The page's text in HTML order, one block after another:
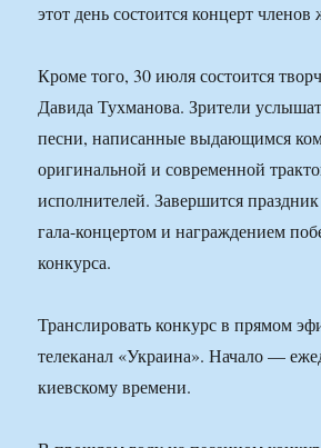
этот день состоится концерт
Кроме того, 30 июля состоится
Давида Тухманова. Зрители
песни, написанные выдающимся
оригинальной и современной
исполнителей. Завершится
гала-концертом и награждением
конкурса.
Транслировать конкурс в прямом
телеканал «Украина». Начало —
киевскому времени.